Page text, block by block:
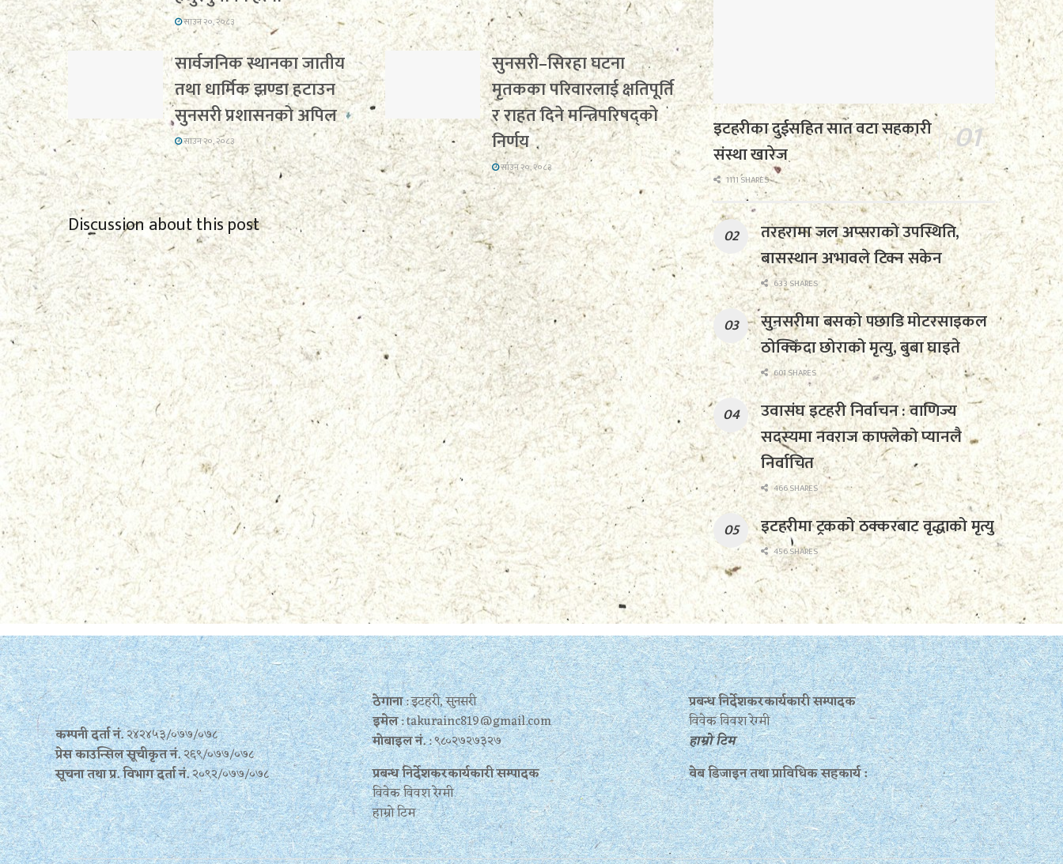
साउन २०, २०८३
सार्वजनिक स्थानका जातीय
तथा धार्मिक झण्डा हटाउन
सुनसरी प्रशासनको अपिल
साउन २०, २०८३
सुनसरी–सिरहा घटना
मृतकका परिवारलाई क्षतिपूर्ति
र राहत दिने मन्त्रिपरिषद्को
निर्णय
साउन २०, २०८३
Discussion about this post
इटहरीका दुईसहित सात वटा सहकारी
संस्था खारेज
1111 SHARES
तरहरामा जल अप्सराको उपस्थिति,
बासस्थान अभावले टिक्न सकेन
633 SHARES
सुनसरीमा बसको पछाडि मोटरसाइकल
ठोक्किँदा छोराको मृत्यु, बुबा घाइते
601 SHARES
उवासंघ इटहरी निर्वाचन : वाणिज्य
सदस्यमा नवराज काफ्लेको प्यानलै
निर्वाचित
466 SHARES
इटहरीमा ट्रकको ठक्करबाट वृद्धाको मृत्यु
456 SHARES
कम्पनी दर्ता नं.२४२४५३/०७७/०७८
प्रेस काउन्सिल सूचीकृत नं.२६९/०७७/०७८
सूचना तथा प्र‍. विभाग दर्ता नं.२०९२/०७७/०७८
ठेगाना: इटहरी, सुनसरी
इमेल: takurainc819@gmail.com
मोबाइल नं.: ९८०२७२७३२७
प्रबन्ध निर्देशकरकार्यकारी सम्पादक
विवेक विवश रेग्मी
हाम्रो टिम
प्रबन्ध निर्देशकरकार्यकारी सम्पादक
विवेक विवश रेग्मी
हाम्रो टिम
वेब डिजाइन तथा प्राविधिक सहकार्य :